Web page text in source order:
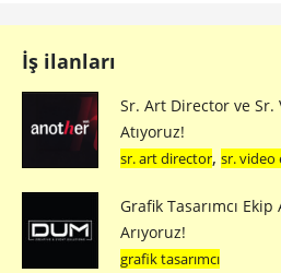
İş ilanları
Sr. Art Director ve Sr.
Atıyoruz!
sr. art director, sr. video
Grafik Tasarımcı Ekip
Arıyoruz!
grafik tasarımcı